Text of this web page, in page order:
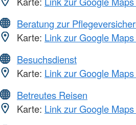
Beratung zur
Karte: Link zur Google
Besuchsdienst
Karte: Link zur Google
Betreutes Reisen
Karte: Link zur Google